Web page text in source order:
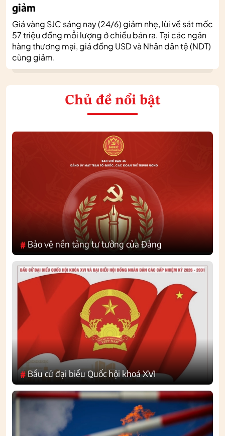
giảm
Giá vàng SJC sáng nay (24/6) giảm nhẹ, lùi về sát mốc
57 triệu đồng mỗi lượng ở chiều bán ra. Tại các ngân
hàng thương mại, giá đồng USD và Nhân dân tệ (NDT)
cùng giảm.
Chủ đề nổi bật
# Bảo vệ nền tảng tư tưởng của Đảng
#Bầu cử đại biểu Quốc hội khoá XVI